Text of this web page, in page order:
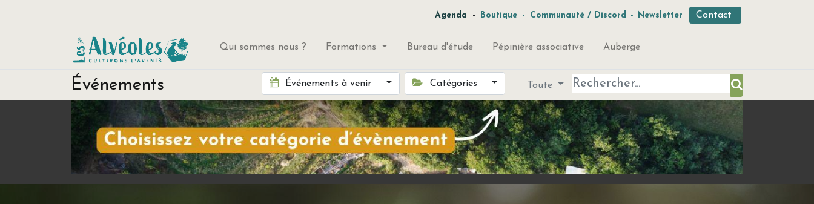
Agenda - Boutique - Communauté / Discord - Newsletter Contact
Qui sommes nous ? Formations Bureau d'étude Pépinière associative Auberge
Événements Événements à venir Catégories Toute